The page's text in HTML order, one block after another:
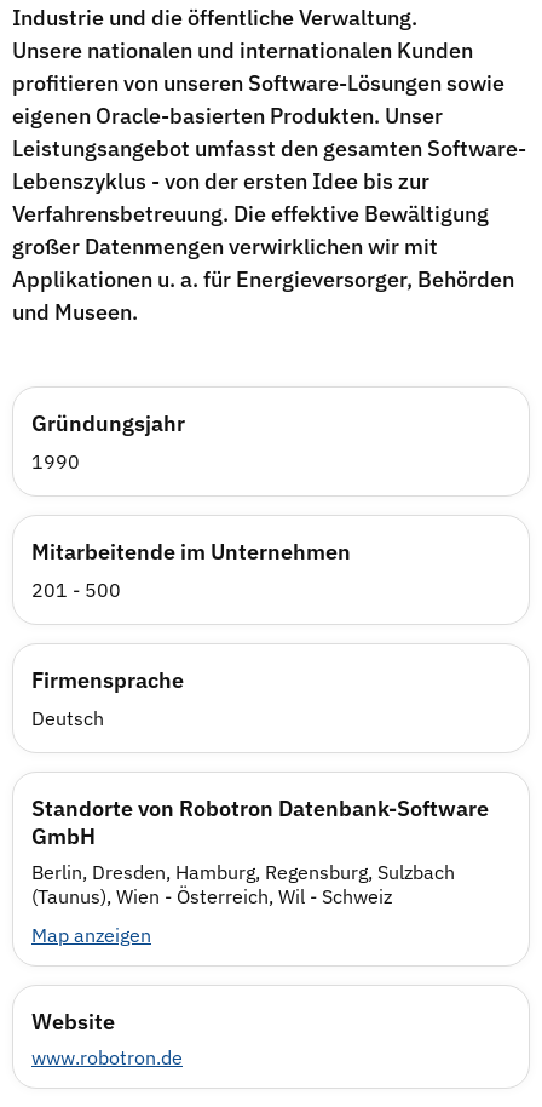
Industrie und die öffentliche Verwaltung.
Unsere nationalen und internationalen Kunden
profitieren von unseren Software-Lösungen sowie
eigenen Oracle-basierten Produkten. Unser
Leistungsangebot umfasst den gesamten Software-
Lebenszyklus - von der ersten Idee bis zur
Verfahrensbetreuung. Die effektive Bewältigung
großer Datenmengen verwirklichen wir mit
Applikationen u. a. für Energieversorger, Behörden
und Museen.
Gründungsjahr
1990
Mitarbeitende im Unternehmen
201 - 500
Firmensprache
Deutsch
Standorte von Robotron Datenbank-Software
GmbH
Berlin, Dresden, Hamburg, Regensburg, Sulzbach
(Taunus), Wien - Österreich, Wil - Schweiz
Map anzeigen
Website
www.robotron.de